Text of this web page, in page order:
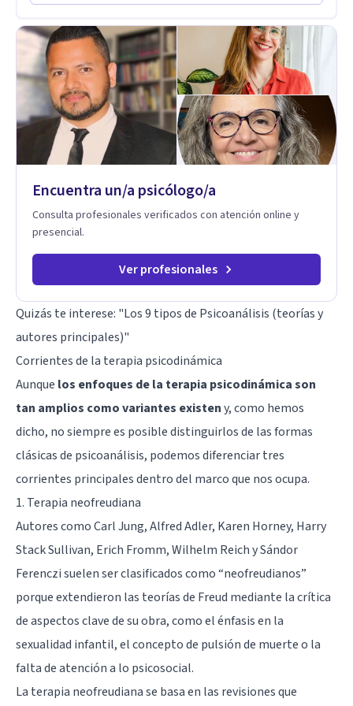
Encuentra un/a psicólogo/a
Consulta profesionales verificados con atención online y
presencial.
Ver profesionales
Quizás te interese: "Los 9 tipos de Psicoanálisis (teorías y
autores principales)"
Corrientes de la terapia psicodinámica
Aunque los enfoques de la terapia psicodinámica son
tan amplios como variantes existeny, como hemos
dicho, no siempre es posible distinguirlos de las formas
clásicas de psicoanálisis, podemos diferenciar tres
corrientes principales dentro del marco que nos ocupa.
1. Terapia neofreudiana
Autores como Carl Jung, Alfred Adler, Karen Horney, Harry
Stack Sullivan, Erich Fromm, Wilhelm Reich y Sándor
Ferenczi suelen ser clasificados como “neofreudianos”
porque extendieron las teorías de Freud mediante la crítica
de aspectos clave de su obra, como el énfasis en la
sexualidad infantil, el concepto de pulsión de muerte o la
falta de atención a lo psicosocial.
La terapia neofreudiana se basa en las revisiones que